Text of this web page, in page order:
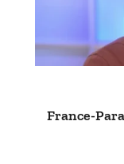
France-